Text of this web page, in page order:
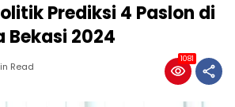
Prediksi 4 Paslon di
Bekasi 2024
Read
1081